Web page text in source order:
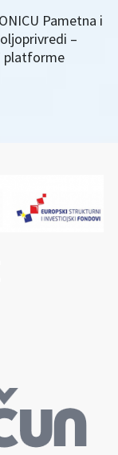
Pametna i
–
platforme